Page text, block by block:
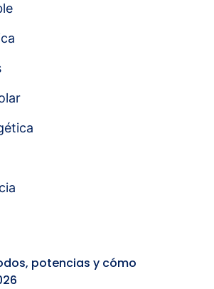
potencias y cómo